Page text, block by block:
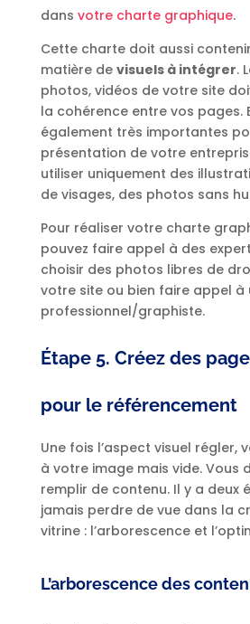
dans votre charte graphique.
Cette charte doit aussi
matière de visuels à intégrer.
photos, vidéos de votre site
la cohérence entre vos pages.
également très importantes
présentation de votre
utiliser uniquement des
de visages, des photos sans
Pour réaliser votre charte
pouvez faire appel à des
choisir des photos libres de
votre site ou bien faire appel
professionnel/graphiste.
Étape 5. Créez des
pour le référencement
Une fois l’aspect visuel régler,
à votre image mais vide. Vous
remplir de contenu. Il y a deux
jamais perdre de vue dans la
vitrine : l’arborescence et
L’arborescence des